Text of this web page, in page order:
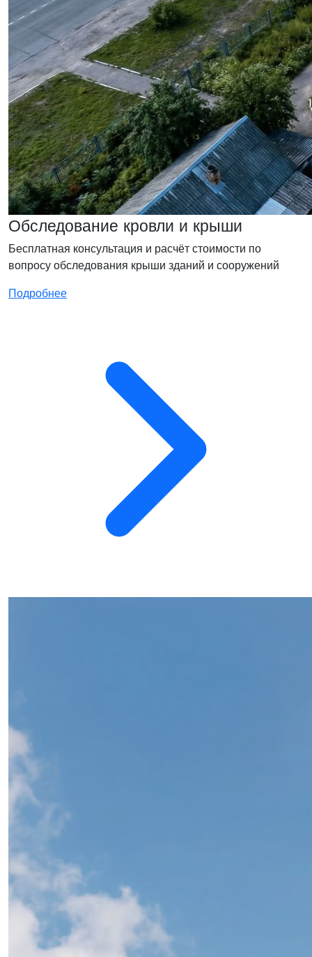
Обследование кровли и крыши
Бесплатная консультация и расчёт стоимости по
вопросу обследования крыши зданий и сооружений
Подробнее